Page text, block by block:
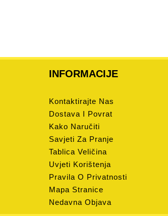
INFORMACIJE
Kontaktirajte Nas
Dostava I Povrat
Kako Naručiti
Savjeti Za Pranje
Tablica Veličina
Uvjeti Korištenja
Pravila O Privatnosti
Mapa Stranice
Nedavna Objava